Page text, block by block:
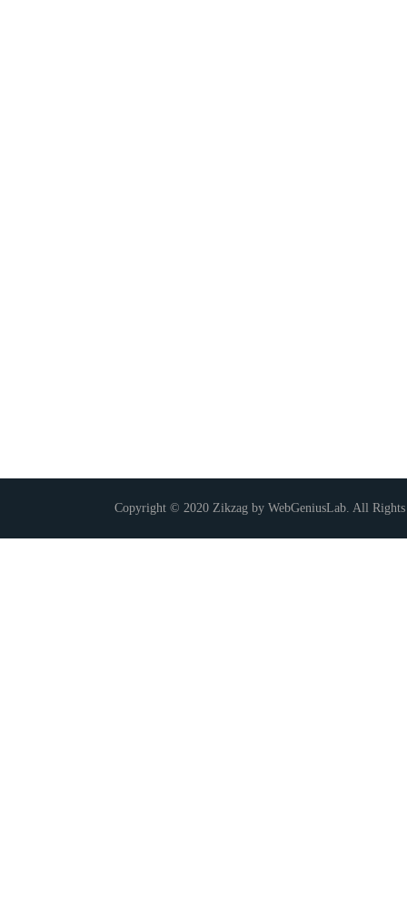
Copyright © 2020 Zikzag by WebGeniusLab. All Rights